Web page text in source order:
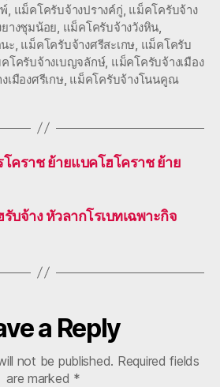
, แม็คโครับจ้างปรางค์กู่, แม็คโครับจ้าง
างชุมน้อย, แม็คโครับจ้างวังหิน,
ะ, แม็คโครับจ้างศรีสะเกษ, แม็คโครับ
โครับจ้างเบญจลักษ์, แม็คโครับจ้างเมือง
เมืองศรีเกษ, แม็คโครับจ้างโนนคูณ
คราช ย้ายแบคโฮโคราช ย้าย
บจ้าง หัวลากโรเบทเฉพาะกิจ
a Reply
not be published. Required fields
are marked *